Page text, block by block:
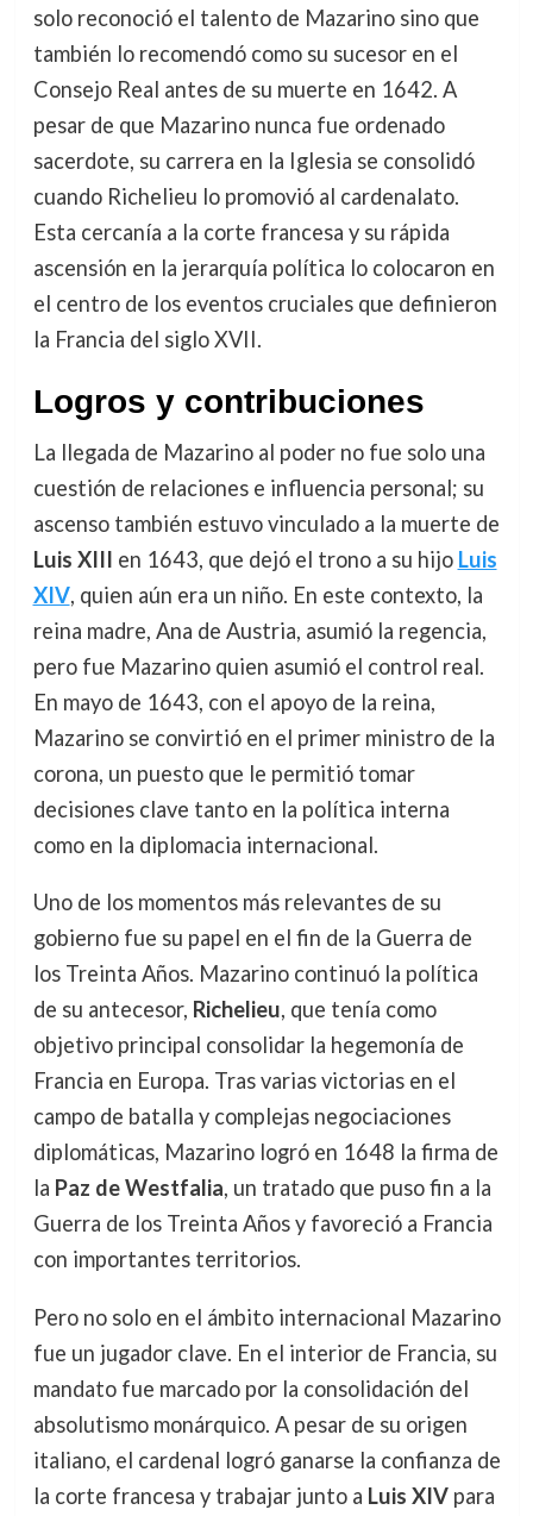
solo reconoció el talento de Mazarino sino que
también lo recomendó como su sucesor en el
Consejo Real antes de su muerte en 1642. A
pesar de que Mazarino nunca fue ordenado
sacerdote, su carrera en la Iglesia se consolidó
cuando Richelieu lo promovió al cardenalato.
Esta cercanía a la corte francesa y su rápida
ascensión en la jerarquía política lo colocaron en
el centro de los eventos cruciales que definieron
la Francia del siglo XVII.
Logros y contribuciones
La llegada de Mazarino al poder no fue solo una
cuestión de relaciones e influencia personal; su
ascenso también estuvo vinculado a la muerte de
Luis XIII en 1643, que dejó el trono a su hijo Luis
XIV, quien aún era un niño. En este contexto, la
reina madre, Ana de Austria, asumió la regencia,
pero fue Mazarino quien asumió el control real.
En mayo de 1643, con el apoyo de la reina,
Mazarino se convirtió en el primer ministro de la
corona, un puesto que le permitió tomar
decisiones clave tanto en la política interna
como en la diplomacia internacional.
Uno de los momentos más relevantes de su
gobierno fue su papel en el fin de la Guerra de
los Treinta Años. Mazarino continuó la política
de su antecesor, Richelieu, que tenía como
objetivo principal consolidar la hegemonía de
Francia en Europa. Tras varias victorias en el
campo de batalla y complejas negociaciones
diplomáticas, Mazarino logró en 1648 la firma de
la Paz de Westfalia, un tratado que puso fin a la
Guerra de los Treinta Años y favoreció a Francia
con importantes territorios.
Pero no solo en el ámbito internacional Mazarino
fue un jugador clave. En el interior de Francia, su
mandato fue marcado por la consolidación del
absolutismo monárquico. A pesar de su origen
italiano, el cardenal logró ganarse la confianza de
la corte francesa y trabajar junto a Luis XIVpara